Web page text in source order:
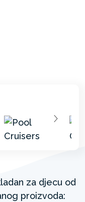
za djecu od
proizvoda: